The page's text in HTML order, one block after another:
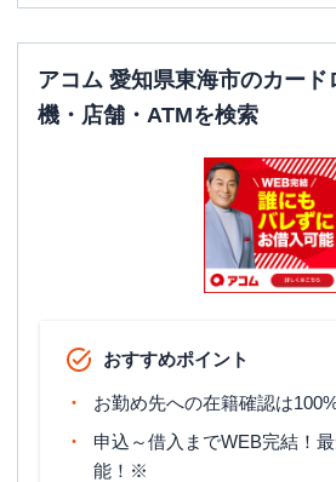
アコム 愛知県東海市のカード
機・店舗・ATMを検索
おすすめポイント
お勤め先への在籍確認は
申込～借入までWEB完結！
能！※